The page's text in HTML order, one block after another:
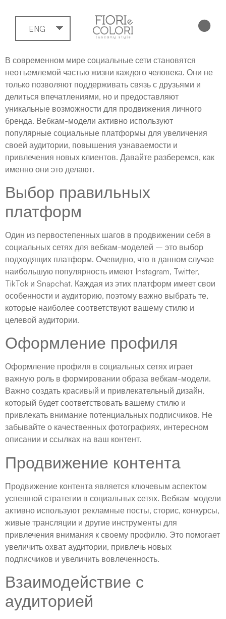
ENG
В современном мире социальные сети становятся
неотъемлемой частью жизни каждого человека. Они не
только позволяют поддерживать связь с друзьями и
делиться впечатлениями, но и предоставляют
уникальные возможности для продвижения личного
бренда. Вебкам-модели активно используют
популярные социальные платформы для увеличения
своей аудитории, повышения узнаваемости и
привлечения новых клиентов. Давайте разберемся, как
именно они это делают.
Выбор правильных
платформ
Один из первостепенных шагов в продвижении себя в
социальных сетях для вебкам-моделей – это выбор
подходящих платформ. Очевидно, что в данном случае
наибольшую популярность имеют Instagram, Twitter,
TikTok и Snapchat. Каждая из этих платформ имеет свои
особенности и аудиторию, поэтому важно выбрать те,
которые наиболее соответствуют вашему стилю и
целевой аудитории.
Оформление профиля
Оформление профиля в социальных сетях играет
важную роль в формировании образа вебкам-модели.
Важно создать красивый и привлекательный дизайн,
который будет соответствовать вашему стилю и
привлекать внимание потенциальных подписчиков. Не
забывайте о качественных фотографиях, интересном
описании и ссылках на ваш контент.
Продвижение контента
Продвижение контента является ключевым аспектом
успешной стратегии в социальных сетях. Вебкам-модели
активно используют рекламные посты, сторис, конкурсы,
живые трансляции и другие инструменты для
привлечения внимания к своему профилю. Это помогает
увеличить охват аудитории, привлечь новых
подписчиков и увеличить вовлеченность.
Взаимодействие с
аудиторией